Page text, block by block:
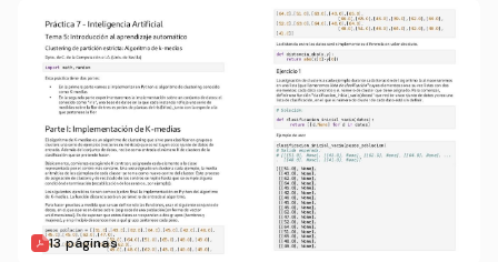
13 páginas